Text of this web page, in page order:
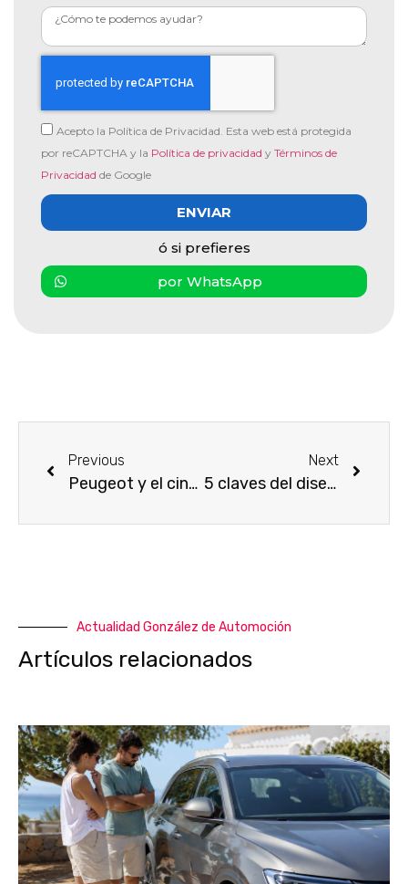
Acepto la Política de Privacidad. Esta web está protegida
por reCAPTCHA y la Política de privacidad y Términos de
Privacidad de Google
ENVIAR
ó si prefieres
por WhatsApp
Previous
Peugeot y el cine, una relación de éxito
Next
5 claves del diseño del nuevo Peugeot 308
Actualidad González de Automoción
Artículos relacionados